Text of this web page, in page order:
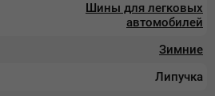
Шины для легковых
автомобилей
Зимние
Липучка